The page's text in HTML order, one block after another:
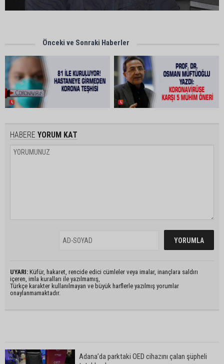
Önceki ve Sonraki Haberler
HABERE YORUM KAT
UYARI: Küfür, hakaret, rencide edici cümleler veya imalar, inançlara saldırı
içeren, imla kuralları ile yazılmamış,
Türkçe karakter kullanılmayan ve büyük harflerle yazılmış yorumlar
onaylanmamaktadır.
Adana’da parktaki OED cihazını çalan şüpheli